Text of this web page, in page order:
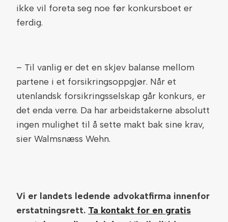
ikke vil foreta seg noe før konkursboet er
ferdig.
– Til vanlig er det en skjev balanse mellom
partene i et forsikringsoppgjør. Når et
utenlandsk forsikringsselskap går konkurs, er
det enda verre. Da har arbeidstakerne absolutt
ingen mulighet til å sette makt bak sine krav,
sier Walmsnæss Wehn.
Vi er landets ledende advokatfirma innenfor
erstatningsrett. Ta kontakt for en gratis